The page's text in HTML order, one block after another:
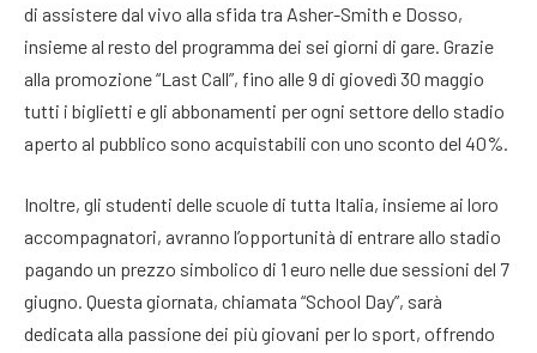
di assistere dal vivo alla sfida tra Asher-Smith e Dosso,
insieme al resto del programma dei sei giorni di gare. Grazie
alla promozione “Last Call”, fino alle 9 di giovedì 30 maggio
tutti i biglietti e gli abbonamenti per ogni settore dello stadio
aperto al pubblico sono acquistabili con uno sconto del 40%.
Inoltre, gli studenti delle scuole di tutta Italia, insieme ai loro
accompagnatori, avranno l’opportunità di entrare allo stadio
pagando un prezzo simbolico di 1 euro nelle due sessioni del 7
giugno. Questa giornata, chiamata “School Day”, sarà
dedicata alla passione dei più giovani per lo sport, offrendo